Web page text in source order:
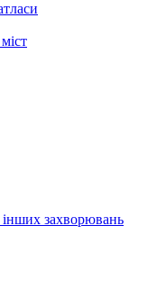
інших захворювань